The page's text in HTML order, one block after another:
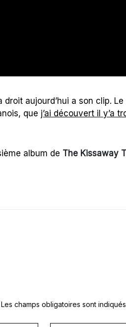
droit aujourd’hui a son clip.
que j’ai découvert il y’a
album de The Kissaway
Les champs obligatoires sont